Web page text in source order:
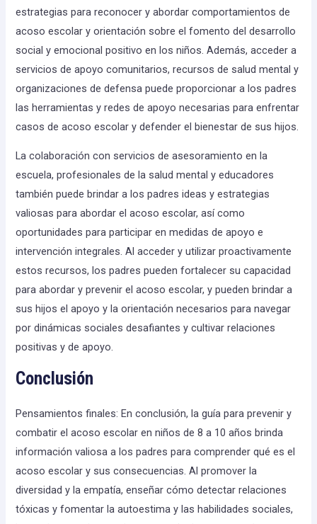
estrategias para reconocer y abordar comportamientos de
acoso escolar y orientación sobre el fomento del desarrollo
social y emocional positivo en los niños. Además, acceder a
servicios de apoyo comunitarios, recursos de salud mental y
organizaciones de defensa puede proporcionar a los padres
las herramientas y redes de apoyo necesarias para enfrentar
casos de acoso escolar y defender el bienestar de sus hijos.
La colaboración con servicios de asesoramiento en la
escuela, profesionales de la salud mental y educadores
también puede brindar a los padres ideas y estrategias
valiosas para abordar el acoso escolar, así como
oportunidades para participar en medidas de apoyo e
intervención integrales. Al acceder y utilizar proactivamente
estos recursos, los padres pueden fortalecer su capacidad
para abordar y prevenir el acoso escolar, y pueden brindar a
sus hijos el apoyo y la orientación necesarios para navegar
por dinámicas sociales desafiantes y cultivar relaciones
positivas y de apoyo.
Conclusión
Pensamientos finales: En conclusión, la guía para prevenir y
combatir el acoso escolar en niños de 8 a 10 años brinda
información valiosa a los padres para comprender qué es el
acoso escolar y sus consecuencias. Al promover la
diversidad y la empatía, enseñar cómo detectar relaciones
tóxicas y fomentar la autoestima y las habilidades sociales,